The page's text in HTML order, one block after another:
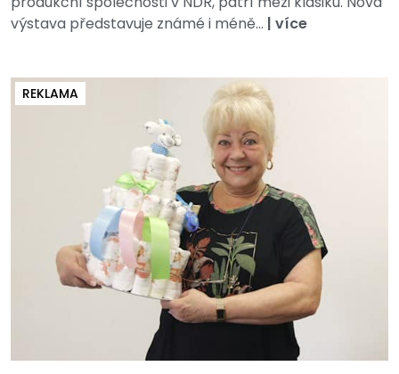
výstava představuje známé i méně... | více
REKLAMA